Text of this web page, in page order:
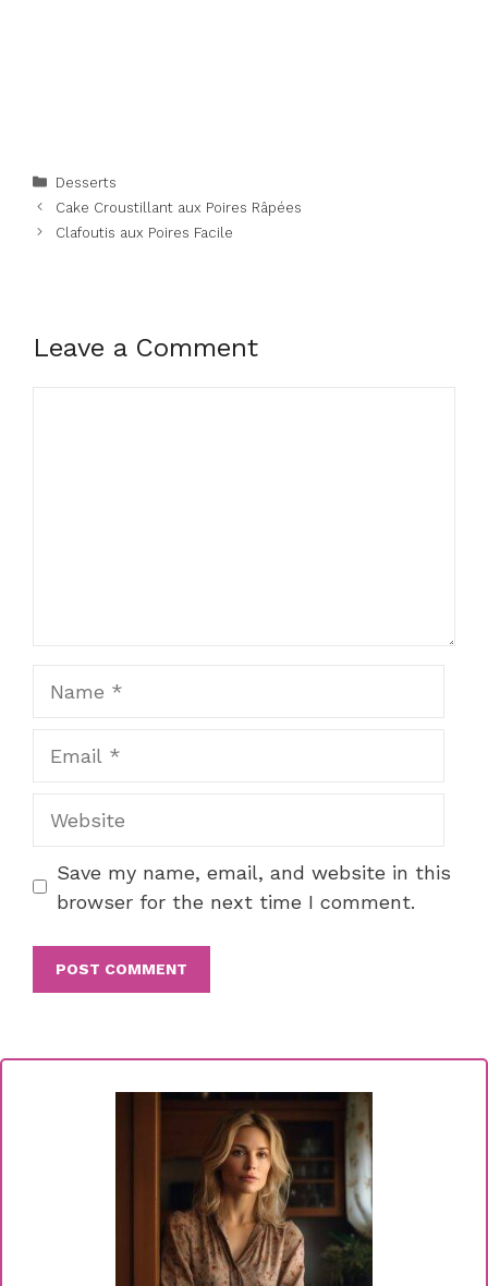
Categories
Desserts
Cake Croustillant aux Poires Râpées
Clafoutis aux Poires Facile
Leave a Comment
Save my name, email, and website in this
browser for the next time I comment.